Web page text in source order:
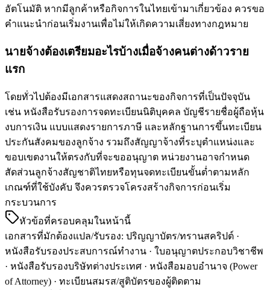
อัตโนมัติ หากมีลูกค้าหรือกิจการในไทยเข้ามาเกี่ยวข้อง ควรขอ
คำแนะนำก่อนเริ่มงานเพื่อไม่ให้เกิดความเสี่ยงทางกฎหมาย
นายจ้างต้องเตรียมอะไรบ้างเมื่อจ้างคนต่างด้าวราย
แรก
โดยทั่วไปต้องมีเอกสารแสดงสถานะของกิจการที่เป็นปัจจุบัน
เช่น หนังสือรับรองการจดทะเบียนนิติบุคคล บัญชีรายชื่อผู้ถือหุ้น
งบการเงิน แบบแสดงรายการภาษี และหลักฐานการขึ้นทะเบียน
ประกันสังคมของลูกจ้าง รวมถึงสัญญาจ้างที่ระบุตำแหน่งและ
ขอบเขตงานให้ตรงกับที่จะขออนุญาต หน่วยงานอาจกำหนด
สัดส่วนลูกจ้างสัญชาติไทยหรือทุนจดทะเบียนขั้นต่ำตามหลัก
เกณฑ์ที่ใช้บังคับ จึงควรตรวจโครงสร้างกิจการก่อนเริ่ม
กระบวนการ
หัวข้อที่ครอบคลุมในหน้านี้
เอกสารที่มักต้องแปล/รับรอง: ปริญญาบัตร/ทรานสคริปต์ ·
หนังสือรับรองประสบการณ์ทำงาน · ใบอนุญาตประกอบวิชาชีพ
· หนังสือรับรองบริษัทต่างประเทศ · หนังสือมอบอำนาจ (Power
of Attorney) · ทะเบียนสมรส/สูติบัตรของผู้ติดตาม